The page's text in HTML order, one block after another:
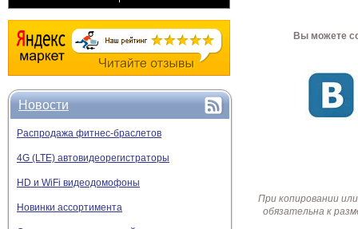
Новости
Распродажа фитнес-браслетов
4G (LTE) автовидеорегистраторы
HD и WiFi видеодомофоны
Новинки ассортимента
Вы можете
При копировании
обязательна к